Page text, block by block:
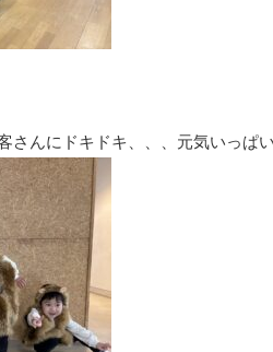
さんにドキドキ、、、元気いっぱ